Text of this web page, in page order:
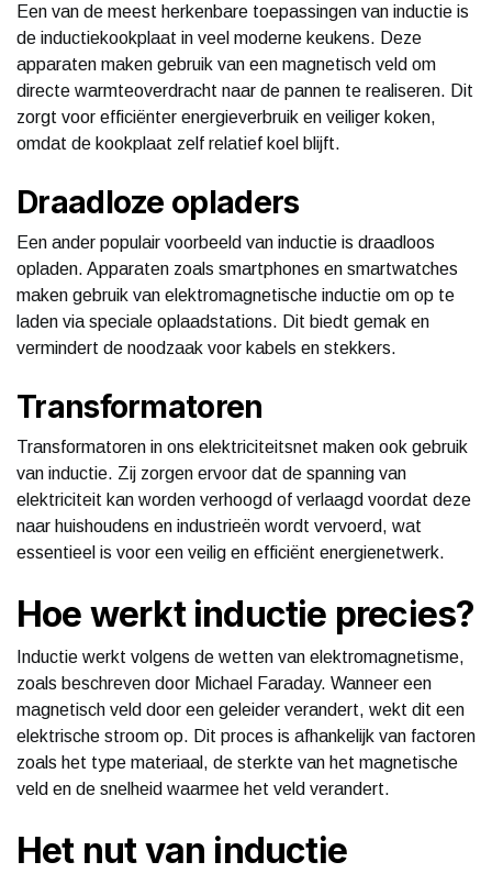
Een van de meest herkenbare toepassingen van inductie is
de inductiekookplaat in veel moderne keukens. Deze
apparaten maken gebruik van een magnetisch veld om
directe warmteoverdracht naar de pannen te realiseren. Dit
zorgt voor efficiënter energieverbruik en veiliger koken,
omdat de kookplaat zelf relatief koel blijft.
Draadloze opladers
Een ander populair voorbeeld van inductie is draadloos
opladen. Apparaten zoals smartphones en smartwatches
maken gebruik van elektromagnetische inductie om op te
laden via speciale oplaadstations. Dit biedt gemak en
vermindert de noodzaak voor kabels en stekkers.
Transformatoren
Transformatoren in ons elektriciteitsnet maken ook gebruik
van inductie. Zij zorgen ervoor dat de spanning van
elektriciteit kan worden verhoogd of verlaagd voordat deze
naar huishoudens en industrieën wordt vervoerd, wat
essentieel is voor een veilig en efficiënt energienetwerk.
Hoe werkt inductie precies?
Inductie werkt volgens de wetten van elektromagnetisme,
zoals beschreven door Michael Faraday. Wanneer een
magnetisch veld door een geleider verandert, wekt dit een
elektrische stroom op. Dit proces is afhankelijk van factoren
zoals het type materiaal, de sterkte van het magnetische
veld en de snelheid waarmee het veld verandert.
Het nut van inductie